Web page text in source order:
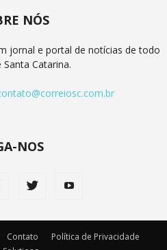
NÓS
jornal e portal de notícias de todo
Santa Catarina.
NOS
Contato
Política de Privacidade